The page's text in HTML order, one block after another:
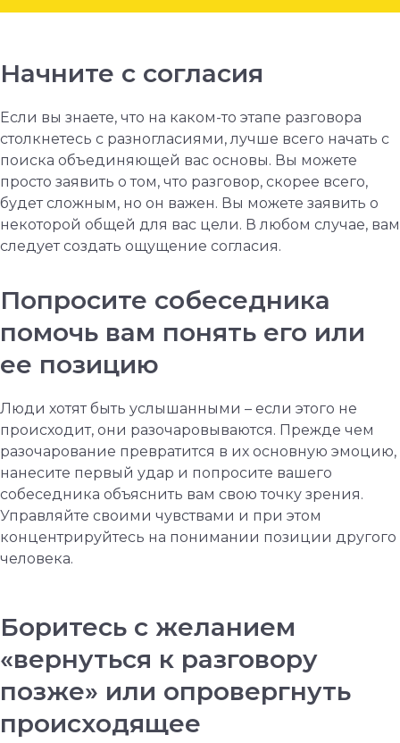
Начните с согласия
Если вы знаете, что на каком-то этапе разговора
столкнетесь с разногласиями, лучше всего начать с
поиска объединяющей вас основы. Вы можете
просто заявить о том, что разговор, скорее всего,
будет сложным, но он важен. Вы можете заявить о
некоторой общей для вас цели. В любом случае, вам
следует создать ощущение согласия.
Попросите собеседника
помочь вам понять его или
ее позицию
Люди хотят быть услышанными – если этого не
происходит, они разочаровываются. Прежде чем
разочарование превратится в их основную эмоцию,
нанесите первый удар и попросите вашего
собеседника объяснить вам свою точку зрения.
Управляйте своими чувствами и при этом
концентрируйтесь на понимании позиции другого
человека.
Боритесь с желанием
«вернуться к разговору
позже» или опровергнуть
происходящее